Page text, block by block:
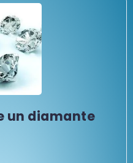
un diamante